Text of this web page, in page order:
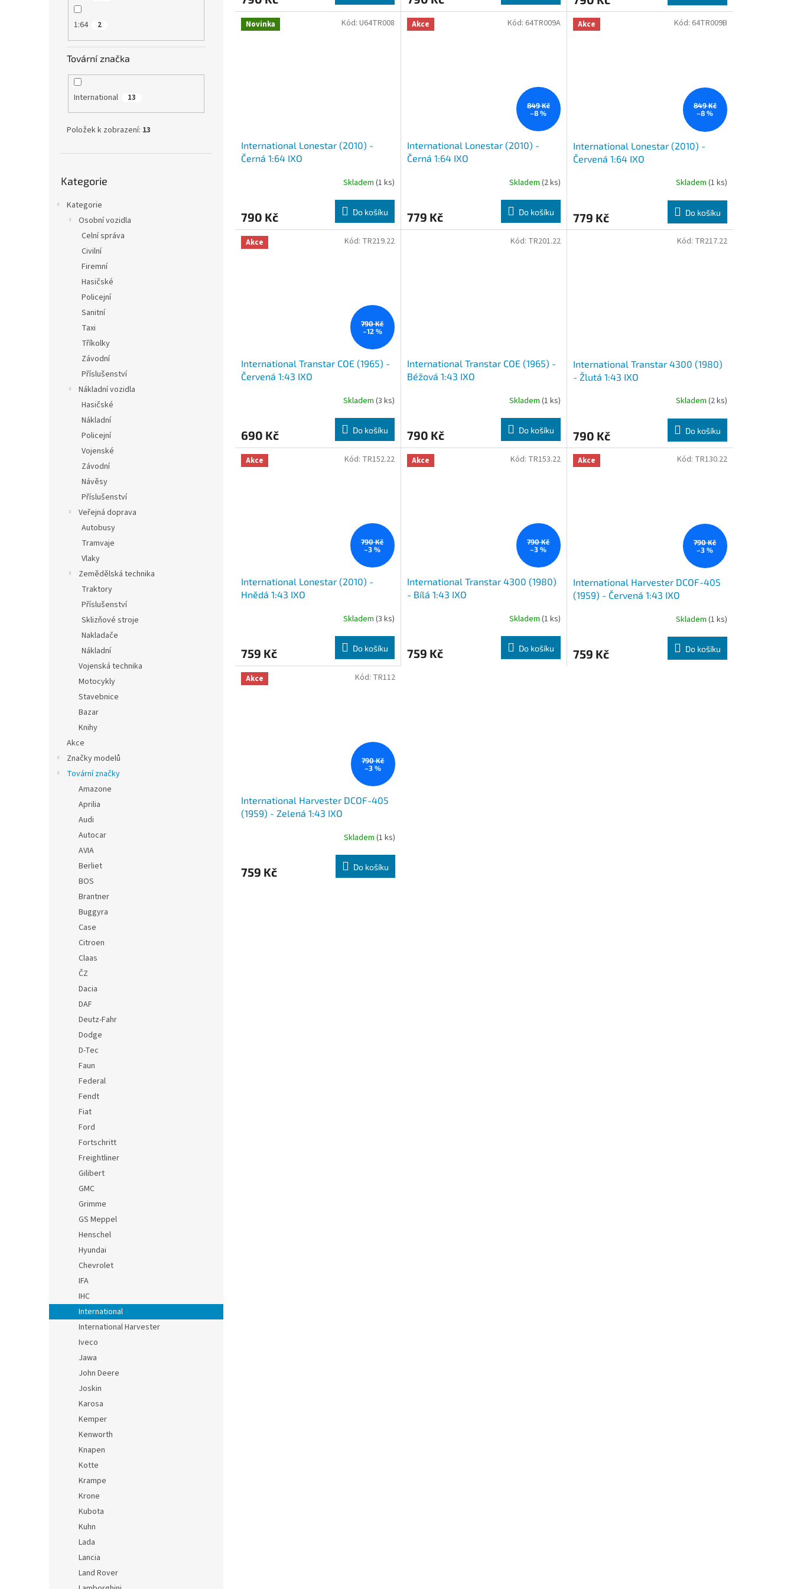
1:64 2
Tovární značka
International 13
Položek k zobrazení: 13
kategorie
Kategorie
Kategorie
Osobní vozidla
Celní správa
Civilní
Firemní
Hasičské
Policejní
Sanitní
Taxi
Tříkolky
Závodní
Příslušenství
Nákladní vozidla
Hasičské
Nákladní
Policejní
Vojenské
Závodní
Návěsy
Příslušenství
Veřejná doprava
Autobusy
Tramvaje
Vlaky
Zemědělská technika
Traktory
Příslušenství
Sklizňové stroje
Nakladače
Nákladní
Vojenská technika
Motocykly
Stavebnice
Bazar
Knihy
Akce
Značky modelů
Tovární značky
Amazone
Aprilia
Audi
Autocar
AVIA
Berliet
BOS
Brantner
Buggyra
Case
Citroen
Claas
ČZ
Dacia
DAF
Deutz-Fahr
Dodge
D-Tec
Faun
Federal
Fendt
Fiat
Ford
Fortschritt
Freightliner
Gilibert
GMC
Grimme
GS Meppel
Henschel
Hyundai
Chevrolet
IFA
IHC
International
International Harvester
Iveco
Jawa
John Deere
Joskin
Karosa
Kemper
Kenworth
Knapen
Kotte
Krampe
Krone
Kubota
Kuhn
Lada
Lancia
Land Rover
Novinka
International Lonestar (2010) -
Černá 1:64 IXO
Skladem (1 ks)
790 Kč Do košíku
Kód: U64TR008 Akce
849 Kč
–8 %
International Lonestar (2010) -
Černá 1:64 IXO
Skladem (2 ks)
779 Kč Do košíku
Kód: 64TR009A Akce
849 Kč
–8 %
International Lonestar (2010) -
Červená 1:64 IXO
Skladem (1 ks)
779 Kč Do košíku
Kód: 64TR009B
Akce
790 Kč
–12 %
International Transtar COE (1965) -
Červená 1:43 IXO
Skladem (3 ks)
690 Kč Do košíku
Kód: TR219.22
International Transtar COE (1965) -
Béžová 1:43 IXO
Skladem (1 ks)
790 Kč Do košíku
Kód: TR201.22
International Transtar 4300 (1980)
- Žlutá 1:43 IXO
Skladem (2 ks)
790 Kč Do košíku
Kód: TR217.22
Akce
790 Kč
–3 %
International Lonestar (2010) -
Hnědá 1:43 IXO
Skladem (3 ks)
759 Kč Do košíku
Kód: TR152.22 Akce
790 Kč
–3 %
International Transtar 4300 (1980)
- Bílá 1:43 IXO
Skladem (1 ks)
759 Kč Do košíku
Kód: TR153.22 Akce
790 Kč
–3 %
International Harvester DCOF-405
(1959) - Červená 1:43 IXO
Skladem (1 ks)
759 Kč Do košíku
Kód: TR130.22
Akce
790 Kč
–3 %
International Harvester DCOF-405
(1959) - Zelená 1:43 IXO
Skladem (1 ks)
759 Kč Do košíku
Kód: TR112